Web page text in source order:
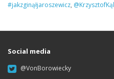
#jakzginąłjaroszewicz,
Social media
@VonBorowiecky